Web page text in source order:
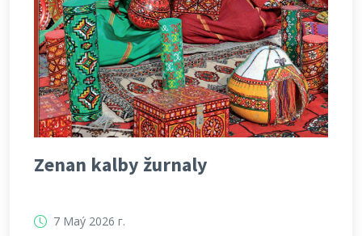
Zenan kalby žurnaly
7 Maý 2026 г.